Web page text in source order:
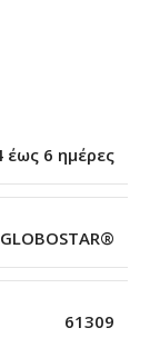
6 ημέρες
GLOBOSTAR®
61309